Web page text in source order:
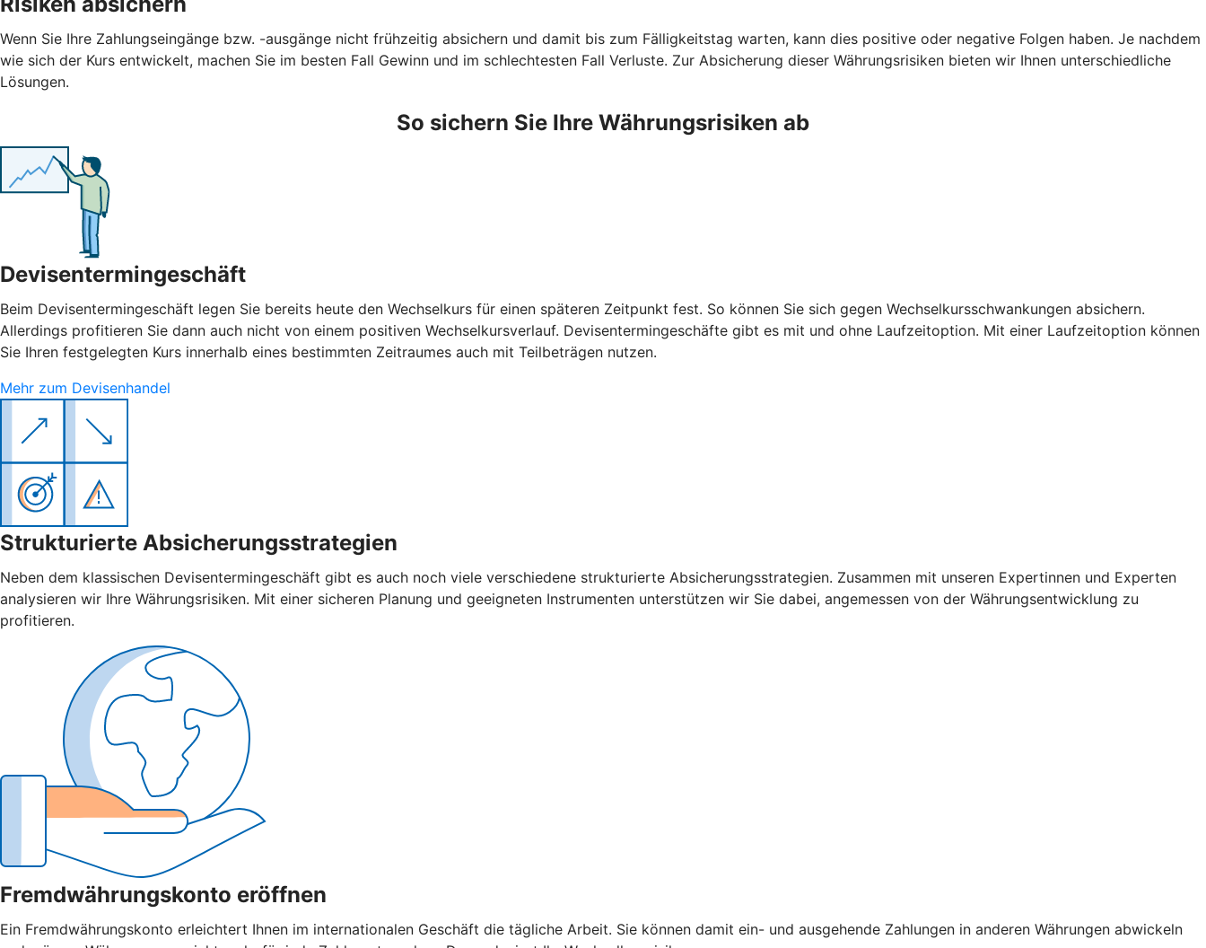
Wenn Sie Ihre Zahlungseingänge bzw. -ausgänge nicht frühzeitig absichern und damit bis zum Fälligkeitstag warten, kann dies positive oder negative Folgen haben. Je nachdem
wie sich der Kurs entwickelt, machen Sie im besten Fall Gewinn und im schlechtesten Fall Verluste. Zur Absicherung dieser Währungsrisiken bieten wir Ihnen unterschiedliche
Lösungen.
So sichern Sie Ihre Währungsrisiken ab
Devisentermingeschäft
Beim Devisentermingeschäft legen Sie bereits heute den Wechselkurs für einen späteren Zeitpunkt fest. So können Sie sich gegen Wechselkursschwankungen absichern.
Allerdings profitieren Sie dann auch nicht von einem positiven Wechselkursverlauf. Devisentermingeschäfte gibt es mit und ohne Laufzeitoption. Mit einer Laufzeitoption können
Sie Ihren festgelegten Kurs innerhalb eines bestimmten Zeitraumes auch mit Teilbeträgen nutzen.
Mehr zum Devisenhandel
Strukturierte Absicherungsstrategien
Neben dem klassischen Devisentermingeschäft gibt es auch noch viele verschiedene strukturierte Absicherungsstrategien. Zusammen mit unseren Expertinnen und Experten
analysieren wir Ihre Währungsrisiken. Mit einer sicheren Planung und geeigneten Instrumenten unterstützen wir Sie dabei, angemessen von der Währungsentwicklung zu
profitieren.
Fremdwährungskonto eröffnen
Ein Fremdwährungskonto erleichtert Ihnen im internationalen Geschäft die tägliche Arbeit. Sie können damit ein- und ausgehende Zahlungen in anderen Währungen abwickeln